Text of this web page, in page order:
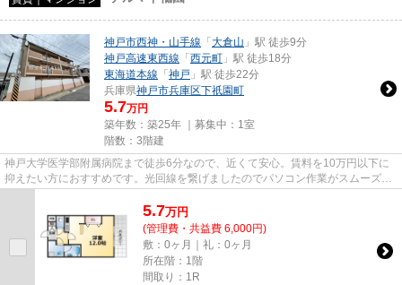
神戸市西神・山手線 「 大倉山 」駅 徒歩9分
神戸高速東西線 「 西元町 」駅 徒歩18分
東海道本線 「 神戸 」駅 徒歩22分
兵庫県神戸市兵庫区下祇園町
5.7万円
築年数：築25年 ｜募集中： 1室
階数：3階建
神戸大学医学部附属病院まで徒歩6分なので、近くて安心。賃料を10万円以下に
抑えたい方におすすめです。光回線を繋げましたのでパソコン作業がスムーズで
5.7万円
(管理費・共益費 6,000円)
敷：0ヶ月｜礼：0ヶ月
所在階：1階
間取り：1R